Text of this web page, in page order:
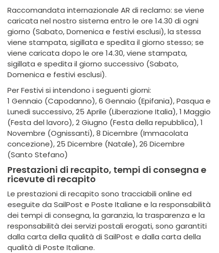
Raccomandata internazionale AR di reclamo: se viene
caricata nel nostro sistema entro le ore 14.30 di ogni
giorno (Sabato, Domenica e festivi esclusi), la stessa
viene stampata, sigillata e spedita il giorno stesso; se
viene caricata dopo le ore 14.30, viene stampata,
sigillata e spedita il giorno successivo (Sabato,
Domenica e festivi esclusi).
Per Festivi si intendono i seguenti giorni:
1 Gennaio (Capodanno), 6 Gennaio (Epifania), Pasqua e
Lunedi successivo, 25 Aprile (Liberazione Italia), 1 Maggio
(Festa del lavoro), 2 Giugno (Festa della repubblica), 1
Novembre (Ognissanti), 8 Dicembre (Immacolata
concezione), 25 Dicembre (Natale), 26 Dicembre
(Santo Stefano)
Prestazioni di recapito, tempi di consegna e
ricevute di recapito
Le prestazioni di recapito sono tracciabili online ed
eseguite da SailPost e Poste Italiane e la responsabilità
dei tempi di consegna, la garanzia, la trasparenza e la
responsabilità dei servizi postali erogati, sono garantiti
dalla carta della qualità di SailPost e dalla carta della
qualità di Poste Italiane.